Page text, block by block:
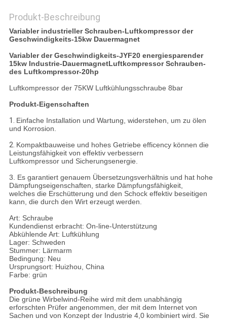
Produkt-Beschreibung
Variabler industrieller Schrauben-Luftkompressor der
Geschwindigkeits-15kw Dauermagnet
Variabler der Geschwindigkeits-JYF20 energiesparender
15kw Industrie-DauermagnetLuftkompressor Schrauben-
des Luftkompressor-20hp
Luftkompressor der 75KW Luftkühlungsschraube 8bar
Produkt-Eigenschaften
1. Einfache Installation und Wartung, widerstehen, um zu ölen
und Korrosion.
2. Kompaktbauweise und hohes Getriebe efficency können die
Leistungsfähigkeit von effektiv verbessern
Luftkompressor und Sicherungsenergie.
3. Es garantiert genauem Übersetzungsverhältnis und hat hohe
Dämpfungseigenschaften, starke Dämpfungsfähigkeit,
welches die Erschütterung und den Schock effektiv beseitigen
kann, die durch den Wirt erzeugt werden.
Art: Schraube
Kundendienst erbracht: On-line-Unterstützung
Abkühlende Art: Luftkühlung
Lager: Schweden
Stummer: Lärmarm
Bedingung: Neu
Ursprungsort: Huizhou, China
Farbe: grün
Produkt-Beschreibung
Die grüne Wirbelwind-Reihe wird mit dem unabhängig
erforschten Prüfer angenommen, der mit dem Internet von
Sachen und von Konzept der Industrie 4,0 kombiniert wird. Sie